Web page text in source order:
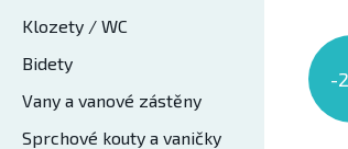
Klozety / WC
Bidety
Vany a vanové zástěny
Sprchové kouty a vaničky
-